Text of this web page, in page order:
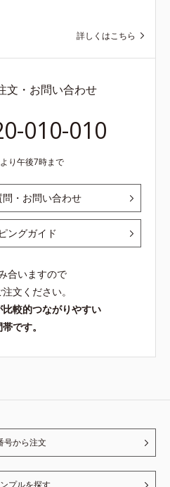
詳しくはこちら
文・お問い合わせ
010-010
り午後7時まで
・お問い合わせ
ングガイド
合いますので
文ください。
較的つながりやすい
です。
号から注文